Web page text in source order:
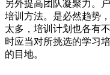
另外提高团队凝聚力。
培训方法。是必然趋势
太多，培训计划也各有
时应当对所挑选的学习
的目地。